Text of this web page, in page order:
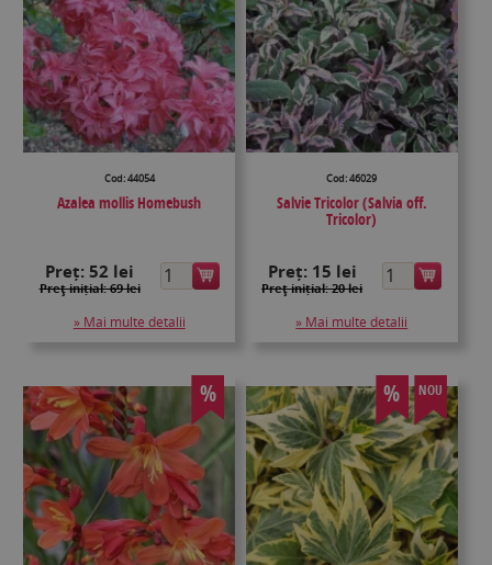
Cod: 44054
Azalea mollis Homebush
Preț:52 lei
Preţ inițial: 69 lei
» Mai multe detalii
Cod: 46029
Salvie Tricolor (Salvia off.
Tricolor)
Preț: 15 lei
Preţ inițial: 20 lei
» Mai multe detalii
% % NOU